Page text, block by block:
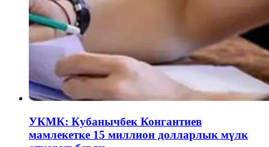
УКМК: Кубанычбек Конгантиев
мамлекетке 15 миллион долларлык мүлк